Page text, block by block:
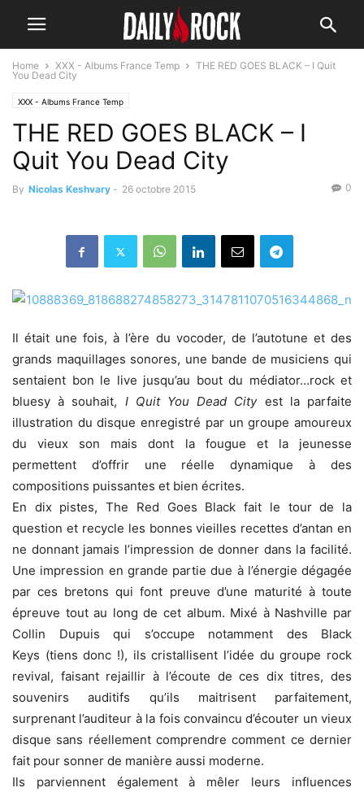
Home XXX - Albums France Temp
THE RED GOES BLACK – I Quit
You Dead City
XXX - Albums France Temp
THE RED GOES BLACK – I
Quit You Dead City
By Nicolas Keshvary - 26 octobre 2015 0
Il était une fois, à l’ère du vocoder, de l’autotune et des
grands maquillages sonores, une bande de musiciens qui
sentaient bon le live jusqu’au bout du médiator…rock et
bluesy à souhait, I Quit You Dead City est la parfaite
illustration du disque enregistré par un groupe amoureux
du vieux son mais dont la fougue et la jeunesse
permettent d’offrir une réelle dynamique à des
compositions puissantes et bien écrites.
En dix pistes, The Red Goes Black fait le tour de la
question et recycle les bonnes vieilles recettes d’antan en
ne donnant jamais l’impression de donner dans la facilité.
Une impression en grande partie due à l’énergie dégagée
par ces bretons qui font preuve d’une maturité à toute
épreuve tout au long de cet album. Mixé à Nashville par
Collin Dupuis qui s’occupe notamment des Black
Keys (tiens donc !), ils cristallisent l’idée du groupe rock
revival, faisant rejaillir à l’écoute de ces dix titres, des
souvenirs auditifs qu’ils maitrisent parfaitement,
surprenant l’auditeur à la fois convaincu d’écouter un vieux
disque sans réellement comprendre comment ce dernier
fait pour sonner de manière aussi moderne.
Ils parviennent également à mêler leurs influences